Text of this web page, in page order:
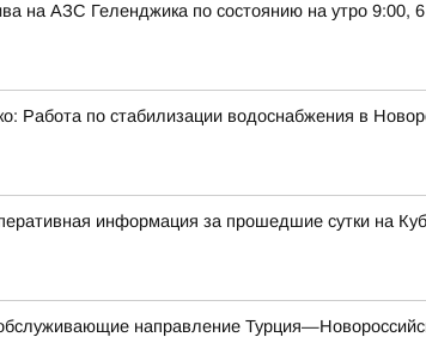
на АЗС Геленджика по состоянию на утро 9:00, 6
Работа по стабилизации водоснабжения в
информация за прошедшие сутки на
направление